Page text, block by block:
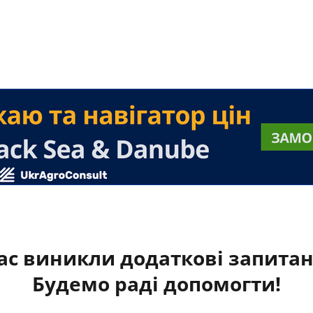
виникли додаткові
Будемо раді допомогти!